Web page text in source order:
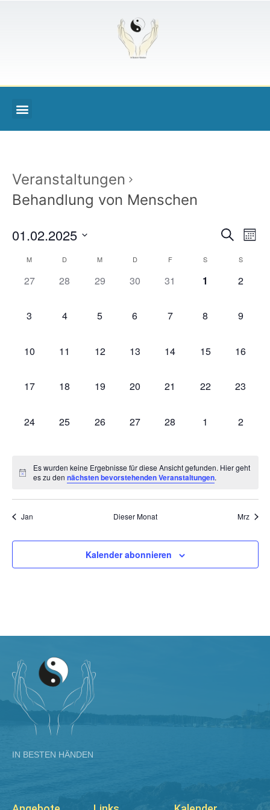
Veranstaltungen
Behandlung von Menschen
und
Suche
Monat
01.02.2025
wählen.
Kalender
von
Veranstaltungen
M D M D F S S
0 Veranstaltungen,
27 0 Veranstaltungen,
28 0 Veranstaltungen,
29 0 Veranstaltungen,
30 0 Veranstaltungen,
31 0
1 0
2
0 Veranstaltungen,
3 0 Veranstaltungen,
4 0 Veranstaltungen,
5 0 Veranstaltungen,
6 0 Veranstaltungen,
7 0
8 0
9
0 Veranstaltungen,
10 0 Veranstaltungen,
11 0 Veranstaltungen,
12 0 Veranstaltungen,
13 0 Veranstaltungen,
14 0
15 0
16
0 Veranstaltungen,
17 0 Veranstaltungen,
18 0 Veranstaltungen,
19 0 Veranstaltungen,
20 0 Veranstaltungen,
21 0
22 0
23
0 Veranstaltungen,
24 0 Veranstaltungen,
25 0 Veranstaltungen,
26 0 Veranstaltungen,
27 0 Veranstaltungen,
28 0
1 0
2
Es wurden keine Ergebnisse für diese Ansicht gefunden. Hier geht
es zu dennächsten bevorstehenden Veranstaltungen.
Jan Dieser Monat Mrz
Kalender abonnieren
IN BESTEN HÄNDEN